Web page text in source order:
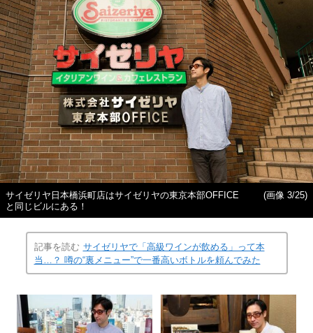
サイゼリヤ日本橋浜町店はサイゼリヤの東京本部OFFICE
と同じビルにある！
(画像 3/25)
記事を読む サイゼリヤで「高級ワインが飲める」って本
当…？ 噂の“裏メニュー”で一番高いボトルを頼んでみた